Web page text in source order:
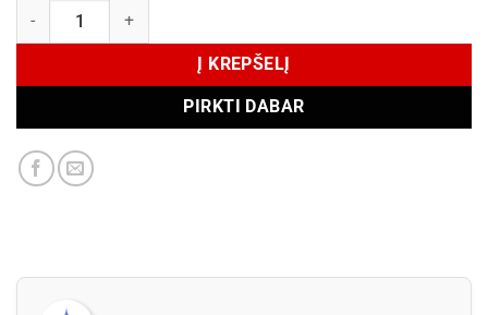
produkto kiekis: Armaf Aura Fresh EDP 100 ml
Į KREPŠELĮ
PIRKTI DABAR